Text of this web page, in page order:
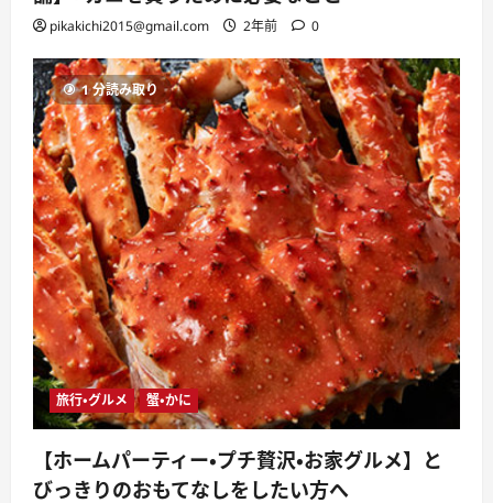
pikakichi2015@gmail.com 2年前 0
1 分読み取り
旅行・グルメ 蟹・かに
【ホームパーティー・プチ贅沢・お家グルメ】と
びっきりのおもてなしをしたい方へ